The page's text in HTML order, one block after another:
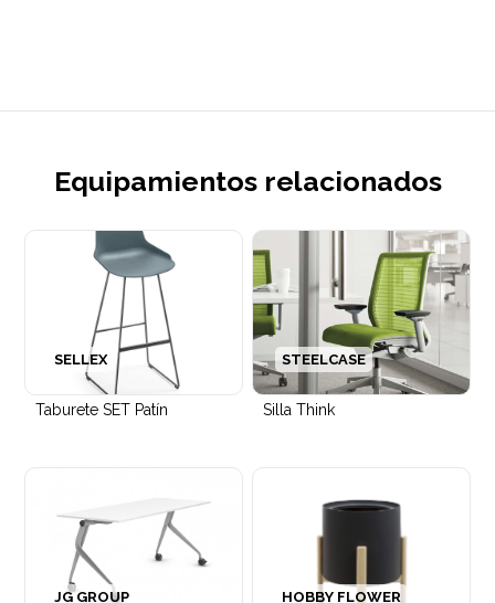
Equipamientos relacionados
Taburete SET Patín
SELLEX
Silla Think
STEELCASE
JG GROUP HOBBY FLOWER